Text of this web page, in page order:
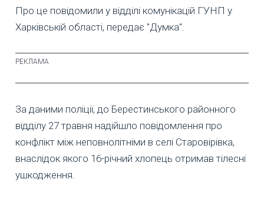
Про це повідомили у відділі комунікацій ГУНП у
Харківській області, передає "Думка".
За даними поліції, до Берестинського районного
відділу 27 травня надійшло повідомлення про
конфлікт між неповнолітніми в селі Старовірівка,
внаслідок якого 16-річний хлопець отримав тілесні
ушкодження.